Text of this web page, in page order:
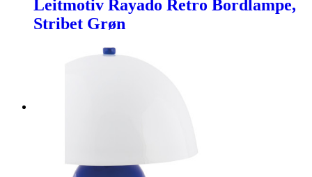
Leitmotiv Rayado Retro Bordlampe,
Stribet Grøn